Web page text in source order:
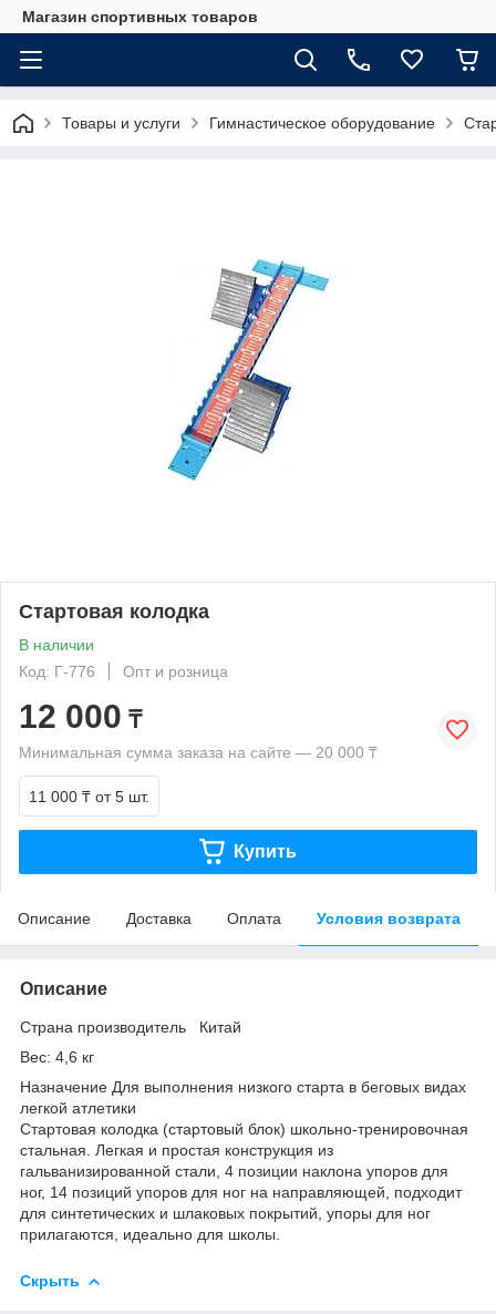
Магазин спортивных товаров
Товары и услуги Гимнастическое оборудование
Стартовая колодка
В наличии
Код: Г-776
Опт и розница
12 000 ₸
Минимальная сумма заказа на сайте — 20 000 ₸
11 000 ₸ от 5 шт.
Купить
Описание Доставка Оплата Условия возврата
Описание
Страна производитель Китай
Вес: 4,6 кг
Назначение Для выполнения низкого старта в беговых видах
легкой атлетики
Стартовая колодка (стартовый блок) школьно-тренировочная
стальная. Легкая и простая конструкция из
гальванизированной стали, 4 позиции наклона упоров для
ног, 14 позиций упоров для ног на направляющей, подходит
для синтетических и шлаковых покрытий, упоры для ног
прилагаются, идеально для школы.
Скрыть